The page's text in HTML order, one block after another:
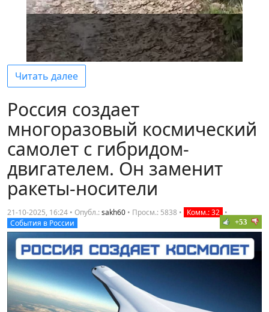
Читать далее
Россия создает
многоразовый космический
самолет с гибридом-
двигателем. Он заменит
ракеты-носители
21-10-2025, 16:24 • Опубл.:sakh60 • Просм.: 5838 • Комм.: 32 •
События в России
+53